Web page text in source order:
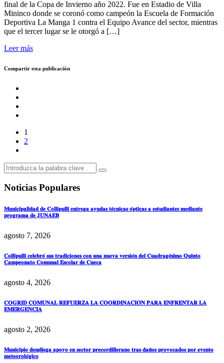
final de la Copa de Invierno año 2022. Fue en Estadio de Villa
Mininco donde se coronó como campeón la Escuela de Formación
Deportiva La Manga 1 contra el Equipo Avance del sector, mientras
que el tercer lugar se le otorgó a […]
Leer más
Compartir esta publicación
1
2
Noticias Populares
𝐌𝐮𝐧𝐢𝐜𝐢𝐩𝐚𝐥𝐢𝐝𝐚𝐝 𝐝𝐞 𝐂𝐨𝐥𝐥𝐢𝐩𝐮𝐥𝐥𝐢 𝐞𝐧𝐭𝐫𝐞𝐠𝐚 𝐚𝐲𝐮𝐝𝐚𝐬 𝐭𝐞́𝐜𝐧𝐢𝐜𝐚𝐬 𝐨́𝐩𝐭𝐢𝐜𝐚𝐬 𝐚 𝐞𝐬𝐭𝐮𝐝𝐢𝐚𝐧𝐭𝐞𝐬 𝐦𝐞𝐝𝐢𝐚𝐧𝐭𝐞
𝐩𝐫𝐨𝐠𝐫𝐚𝐦𝐚 𝐝𝐞 𝐉𝐔𝐍𝐀𝐄𝐁
agosto 7, 2026
𝐂𝐨𝐥𝐥𝐢𝐩𝐮𝐥𝐥𝐢 𝐜𝐞𝐥𝐞𝐛𝐫𝐨́ 𝐬𝐮𝐬 𝐭𝐫𝐚𝐝𝐢𝐜𝐢𝐨𝐧𝐞𝐬 𝐜𝐨𝐧 𝐮𝐧𝐚 𝐧𝐮𝐞𝐯𝐚 𝐯𝐞𝐫𝐬𝐢𝐨́𝐧 𝐝𝐞𝐥 𝐂𝐮𝐚𝐝𝐫𝐚𝐠𝐞́𝐬𝐢𝐦𝐨 𝐐𝐮𝐢𝐧𝐭𝐨
𝐂𝐚𝐦𝐩𝐞𝐨𝐧𝐚𝐭𝐨 𝐂𝐨𝐦𝐮𝐧𝐚𝐥 𝐄𝐬𝐜𝐨𝐥𝐚𝐫 𝐝𝐞 𝐂𝐮𝐞𝐜𝐚
agosto 4, 2026
𝐂𝐎𝐆𝐑𝐈𝐃 𝐂𝐎𝐌𝐔𝐍𝐀𝐋 𝐑𝐄𝐅𝐔𝐄𝐑𝐙𝐀 𝐋𝐀 𝐂𝐎𝐎𝐑𝐃𝐈𝐍𝐀𝐂𝐈𝐎́𝐍 𝐏𝐀𝐑𝐀 𝐄𝐍𝐅𝐑𝐄𝐍𝐓𝐀𝐑 𝐋𝐀
𝐄𝐌𝐄𝐑𝐆𝐄𝐍𝐂𝐈𝐀
agosto 2, 2026
𝐌𝐮𝐧𝐢𝐜𝐢𝐩𝐢𝐨 𝐝𝐞𝐬𝐩𝐥𝐢𝐞𝐠𝐚 𝐚𝐩𝐨𝐲𝐨 𝐞𝐧 𝐬𝐞𝐜𝐭𝐨𝐫 𝐩𝐫𝐞𝐜𝐨𝐫𝐝𝐢𝐥𝐥𝐞𝐫𝐚𝐧𝐨 𝐭𝐫𝐚𝐬 𝐝𝐚𝐧̃𝐨𝐬 𝐩𝐫𝐨𝐯𝐨𝐜𝐚𝐝𝐨𝐬 𝐩𝐨𝐫 𝐞𝐯𝐞𝐧𝐭𝐨
𝐦𝐞𝐭𝐞𝐨𝐫𝐨𝐥𝐨́𝐠𝐢𝐜𝐨